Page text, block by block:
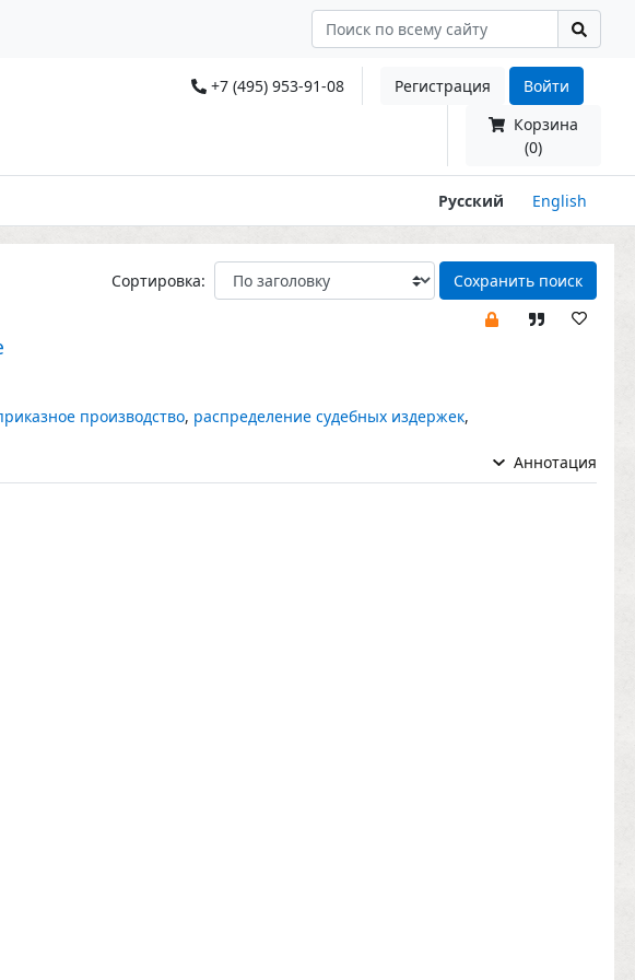
+7 (495) 953-91-08 Регистрация
Войти
Корзина
(0)
Русский English
Сортировка: Сохранить поиск
производство, распределение судебных издержек,
Аннотация